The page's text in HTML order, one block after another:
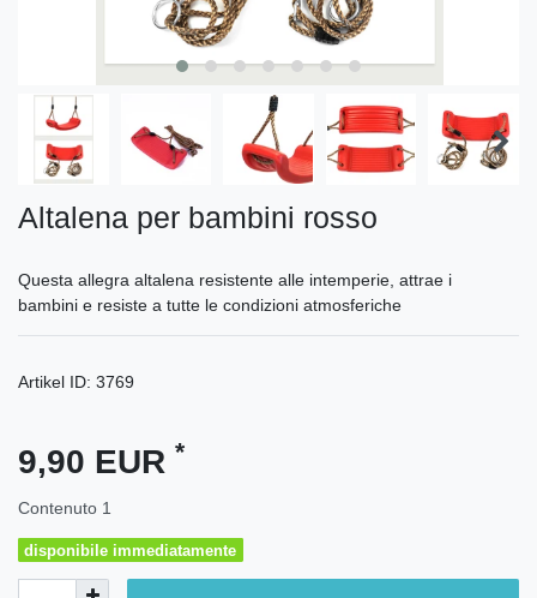
Altalena per bambini rosso
Questa allegra altalena resistente alle intemperie, attrae i
bambini e resiste a tutte le condizioni atmosferiche
Artikel ID: 3769
9,90 EUR *
Contenuto 1
disponibile immediatamente